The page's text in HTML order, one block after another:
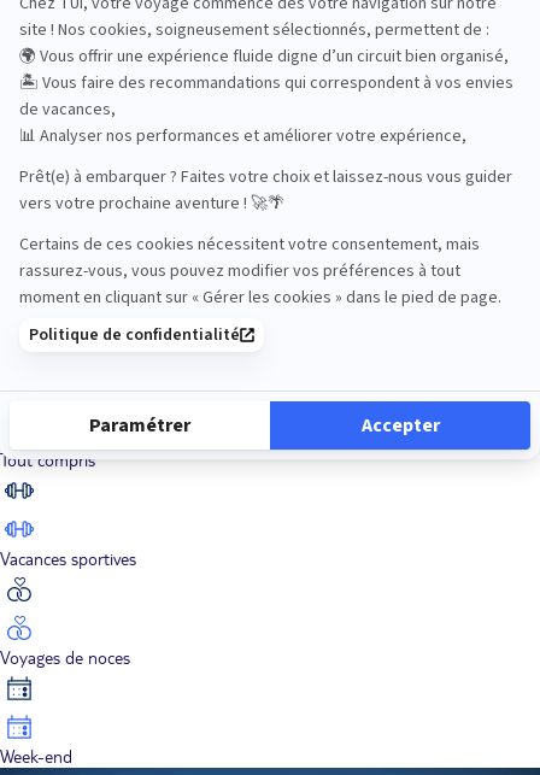
Road Trips
Sénior
Tout compris
Vacances sportives
Voyages de noces
Week-end